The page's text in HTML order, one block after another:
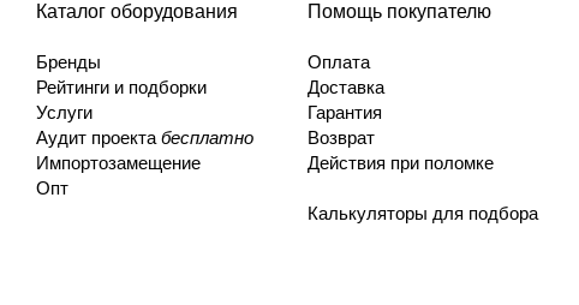
Каталог оборудования
Бренды
Рейтинги и подборки
Услуги
Аудит проекта бесплатно
Импортозамещение
Опт
Помощь покупателю
Оплата
Доставка
Гарантия
Возврат
Действия при поломке
Калькуляторы для подбора